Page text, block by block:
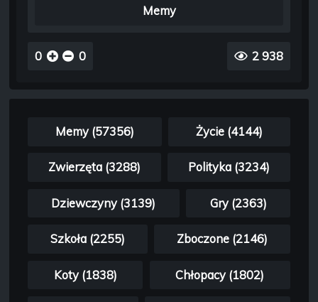
Memy
0 0 2 938
Memy (57356) Życie (4144)
Zwierzęta (3288) Polityka (3234)
Dziewczyny (3139) Gry (2363)
Szkoła (2255) Zboczone (2146)
Koty (1838) Chłopacy (1802)